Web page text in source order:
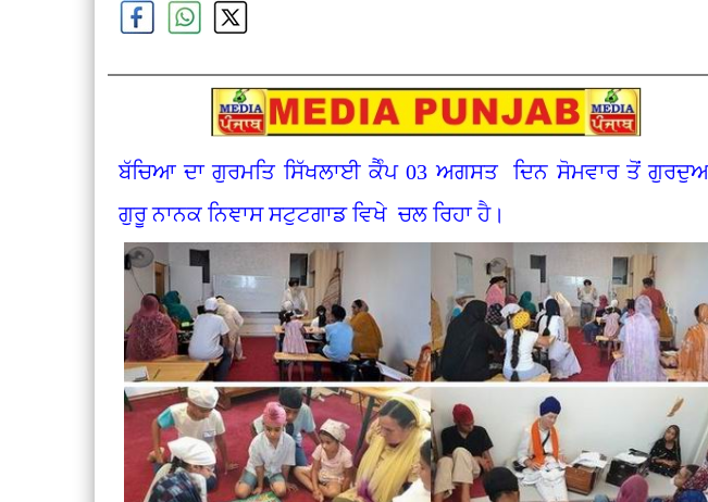
ਬੱਚਿਆ ਦਾ ਗੁਰਮਤਿ ਸਿੱਖਲਾਈ ਕੈੰਪ 03 ਅਗਸਤ ਦਿਨ ਸੋਮਵਾਰ ਤੋਂ
ਗੁਰੂ ਨਾਨਕ ਨਿਞਾਸ ਸਟੁਟਗਾਡ ਵਿਖੇ ਚਲ ਰਿਹਾ ਹੈ।